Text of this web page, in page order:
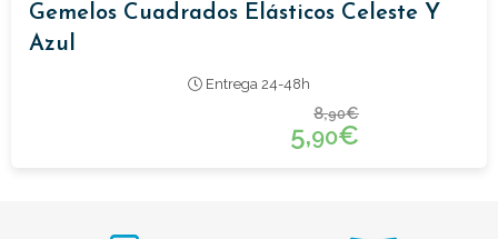
Gemelos Cuadrados Elásticos Celeste Y
Azul
Entrega 24-48h
8,90€
5,90€